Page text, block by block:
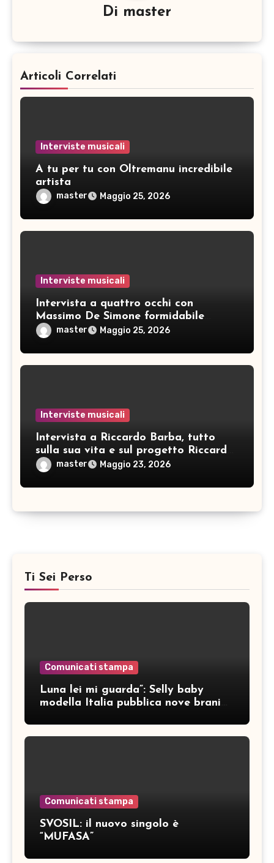
Di master
Articoli Correlati
Interviste musicali
A tu per tu con Oltremanu incredibile
artista
master Maggio 25, 2026
Interviste musicali
Intervista a quattro occhi con
Massimo De Simone formidabile
artistamaster Maggio 25, 2026
Interviste musicali
Intervista a Riccardo Barba, tutto
sulla sua vita e sul progetto Riccardo
Barba Big Band: pianista, direttore
d’orchestra… e non solo!
master Maggio 23, 2026
Ti Sei Perso
Comunicati stampa
Luna lei mi guarda”: Selly baby
modella Italia pubblica nove brani
Comunicati stampa
SVOSIL: il nuovo singolo è
“MUFASA”